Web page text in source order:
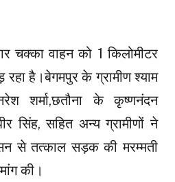
वाहन को 1 किलोमीटर
है।बेगमपुर के ग्रामीण श्याम
शर्मा,छतौना के कृष्णनंदन
सिंह, सहित अन्य ग्रामीणों ने
से तत्काल सड़क की मरम्मती
की।